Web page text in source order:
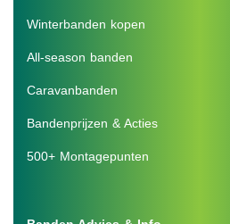
Winterbanden kopen
All-season banden
Caravanbanden
Bandenprijzen & Acties
500+ Montagepunten